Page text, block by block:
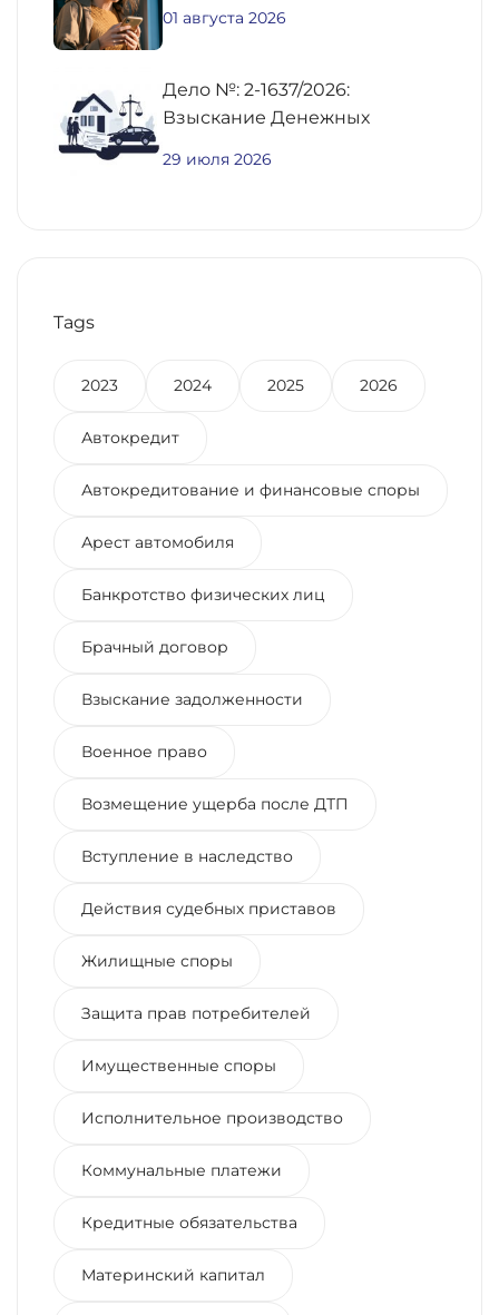
01 августа 2026
Дело №: 2-1637/2026:
Взыскание Денежных
29 июля 2026
Tags
2023 2024 2025 2026
Автокредит
Автокредитование и финансовые споры
Арест автомобиля
Банкротство физических лиц
Брачный договор
Взыскание задолженности
Военное право
Возмещение ущерба после ДТП
Вступление в наследство
Действия судебных приставов
Жилищные споры
Защита прав потребителей
Имущественные споры
Исполнительное производство
Коммунальные платежи
Кредитные обязательства
Материнский капитал